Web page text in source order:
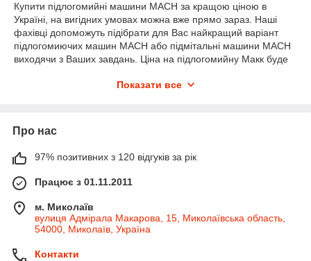
Купити підлогомийні машини MACH за кращою ціною в
Україні, на вигідних умовах можна вже прямо зараз. Наші
фахівці допоможуть підібрати для Вас найкращий варіант
підлогомиючих машин MACH або підмітальні машини MACH
виходячи з Ваших завдань. Ціна на підлогомийну Макк буде
купити підлогомийну машину MACH в Одесі, купити
Показати все
Про нас
97% позитивних з 120 відгуків за рік
Працює з 01.11.2011
м. Миколаїв
вулиця Адмірала Макарова, 15, Миколаївська область,
54000, Миколаїв, Україна
Контакти